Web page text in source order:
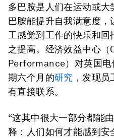
多巴胺是人们在运动或大
巴胺能提升自我满意度，
工感觉到工作的快乐和
之提高。经济效益中心
Performance）对英国电
期六个月的研究 ，发现
有直接联系。
“这其中很大一部分都能
释：人们如何才能感到安